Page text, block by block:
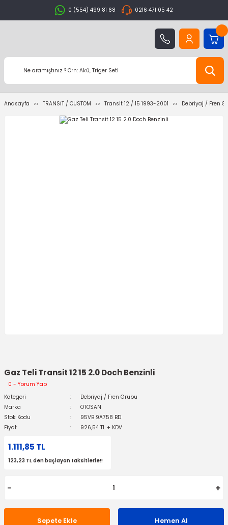
0 (554) 499 81 68 0216 471 05 42
Anasayfa TRANSİT / CUSTOM Transit 12 / 15 1993-2001 Debriyaj / Fren
Gaz Teli Transit 12 15 2.0 Doch Benzinli
0 - Yorum Yap
Kategori
Debriyaj / Fren Grubu
Marka
OTOSAN
Stok Kodu
95VB 9A758 BD
Fiyat
926,54 TL + KDV
1.111,85 TL
123,23 TL den başlayan taksitlerle!!
Sepete Ekle Hemen Al